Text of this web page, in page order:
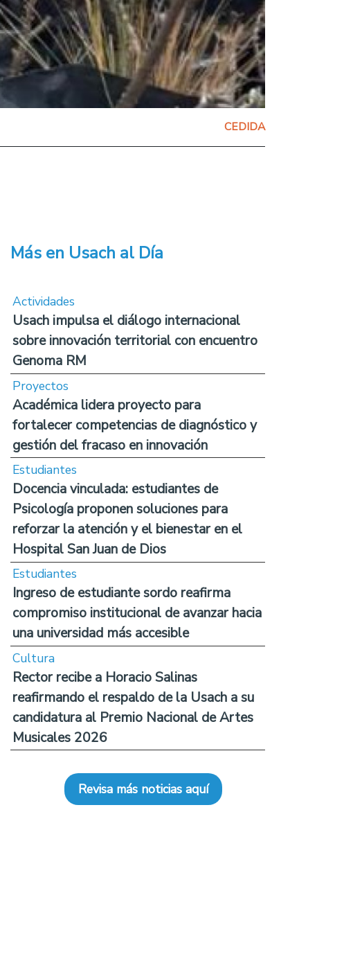
CEDIDA
Más en Usach al Día
Actividades
Usach impulsa el diálogo internacional
sobre innovación territorial con encuentro
Genoma RM
Proyectos
Académica lidera proyecto para
fortalecer competencias de diagnóstico y
gestión del fracaso en innovación
Estudiantes
Docencia vinculada: estudiantes de
Psicología proponen soluciones para
reforzar la atención y el bienestar en el
Hospital San Juan de Dios
Estudiantes
Ingreso de estudiante sordo reafirma
compromiso institucional de avanzar hacia
una universidad más accesible
Cultura
Rector recibe a Horacio Salinas
reafirmando el respaldo de la Usach a su
candidatura al Premio Nacional de Artes
Musicales 2026
Revisa más noticias aquí